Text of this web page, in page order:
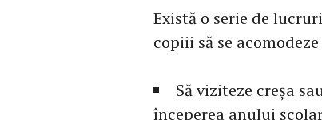
Există o serie de
copiii să se
Să viziteze creșa
începerea anului